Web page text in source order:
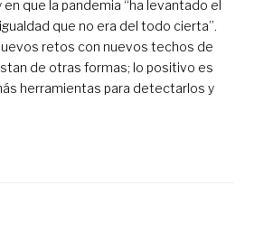
que la pandemia “ha levantado el
que no era del todo cierta”.
retos con nuevos techos de
de otras formas; lo positivo es
herramientas para detectarlos y